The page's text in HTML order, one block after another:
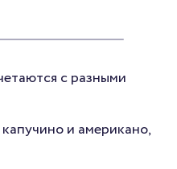
с разными
и американо,